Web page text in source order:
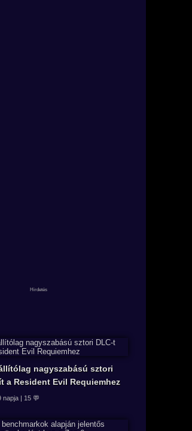
nagyszabású sztori
a Resident Evil Requiemhez
napja | 15 💬